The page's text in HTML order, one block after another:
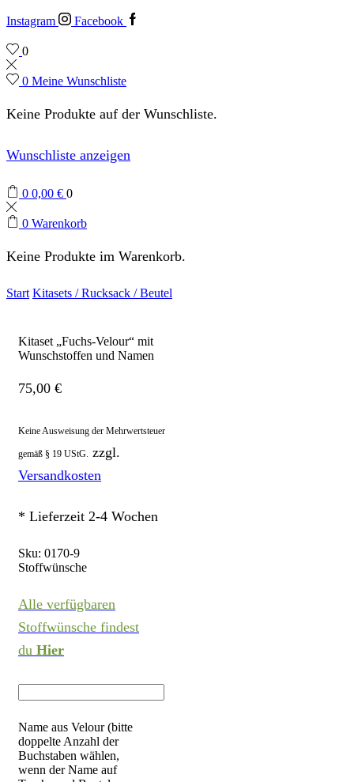
Instagram Facebook
0
0 Meine Wunschliste
Keine Produkte auf der Wunschliste.
Wunschliste anzeigen
0 0,00 € 0
0 Warenkorb
Keine Produkte im Warenkorb.
Start Kitasets / Rucksack / Beutel
Kitaset „Fuchs-Velour“ mit
Wunschstoffen und Namen
75,00 €
Keine Ausweisung der Mehrwertsteuer
gemäß § 19 UStG. zzgl.
Versandkosten
* Lieferzeit 2-4 Wochen
Sku: 0170-9
Stoffwünsche
Alle verfügbaren
Stoffwünsche findest
du Hier
Name aus Velour (bitte
doppelte Anzahl der
Buchstaben wählen,
wenn der Name auf